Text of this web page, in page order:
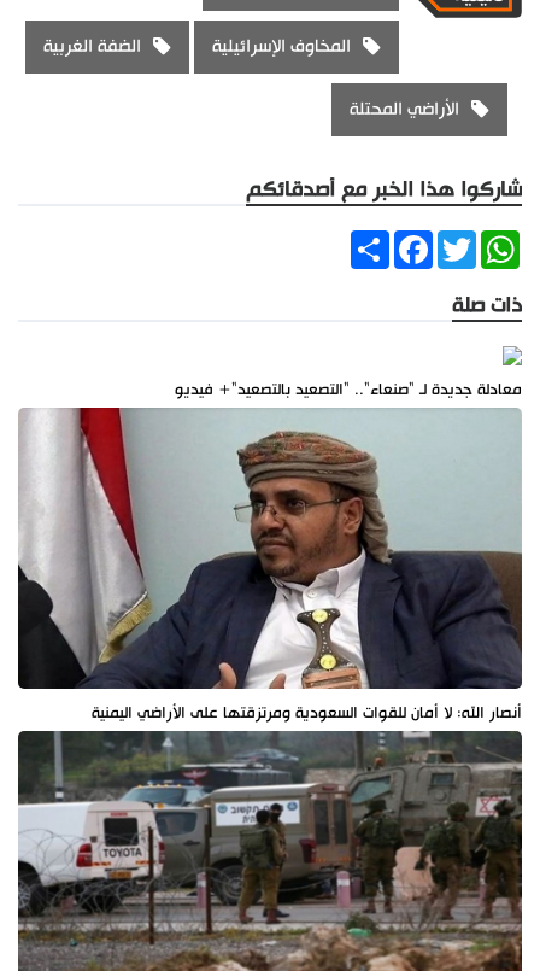
المخاوف الإسرائيلية الضفة الغربية
الأراضي المحتلة
شاركوا هذا الخبر مع أصدقائكم
ShareFacebookTwitter
WhatsApp
ذات صلة
معادلة جديدة لـ "صنعاء".. "التصعيد بالتصعيد"+ فيديو
أنصار الله: لا أمان للقوات السعودية ومرتزقتها على الأراضي اليمنية